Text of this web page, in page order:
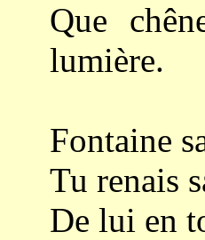
Que
lumière.
Fontaine
Tu renais
De lui en